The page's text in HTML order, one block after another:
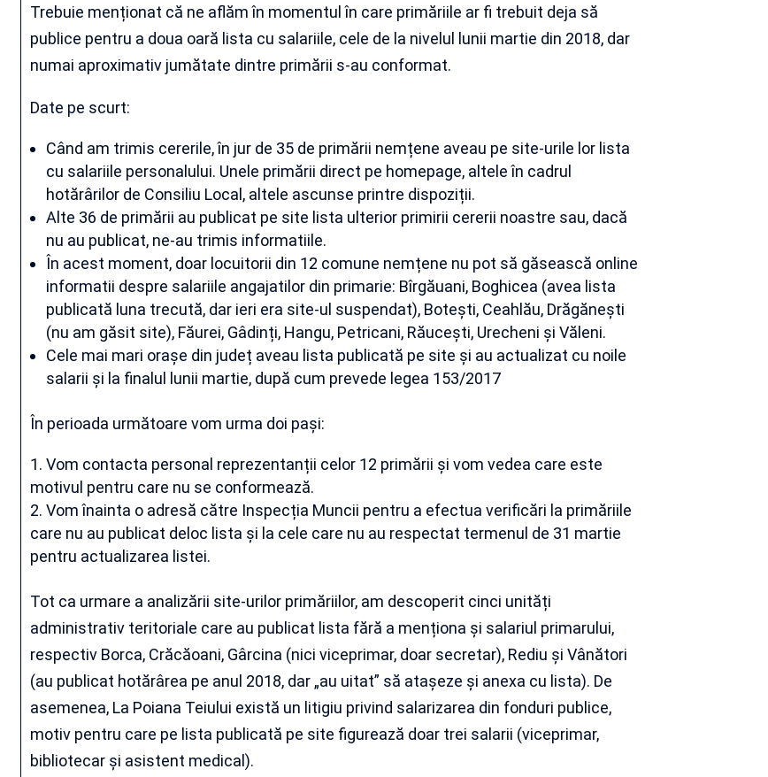
Trebuie menționat că ne aflăm în momentul în care primăriile ar fi trebuit deja să
publice pentru a doua oară lista cu salariile, cele de la nivelul lunii martie din 2018, dar
numai aproximativ jumătate dintre primării s-au conformat.
Date pe scurt:
Când am trimis cererile, în jur de 35 de primării nemțene aveau pe site-urile lor lista
cu salariile personalului. Unele primării direct pe homepage, altele în cadrul
hotărârilor de Consiliu Local, altele ascunse printre dispoziții.
Alte 36 de primării au publicat pe site lista ulterior primirii cererii noastre sau, dacă
nu au publicat, ne-au trimis informatiile.
În acest moment, doar locuitorii din 12 comune nemțene nu pot să găsească online
informatii despre salariile angajatilor din primarie: Bîrgăuani, Boghicea (avea lista
publicată luna trecută, dar ieri era site-ul suspendat), Botești, Ceahlău, Drăgănești
(nu am găsit site), Făurei, Gâdinți, Hangu, Petricani, Răucești, Urecheni și Văleni.
Cele mai mari orașe din județ aveau lista publicată pe site și au actualizat cu noile
salarii și la finalul lunii martie, după cum prevede legea 153/2017
În perioada următoare vom urma doi pași:
Vom contacta personal reprezentanții celor 12 primării și vom vedea care este
motivul pentru care nu se conformează.
Vom înainta o adresă către Inspecția Muncii pentru a efectua verificări la primăriile
care nu au publicat deloc lista și la cele care nu au respectat termenul de 31 martie
pentru actualizarea listei.
Tot ca urmare a analizării site-urilor primăriilor, am descoperit cinci unități
administrativ teritoriale care au publicat lista fără a menționa și salariul primarului,
respectiv Borca, Crăcăoani, Gârcina (nici viceprimar, doar secretar), Rediu și Vânători
(au publicat hotărârea pe anul 2018, dar „au uitat” să atașeze și anexa cu lista). De
asemenea, La Poiana Teiului există un litigiu privind salarizarea din fonduri publice,
motiv pentru care pe lista publicată pe site figurează doar trei salarii (viceprimar,
bibliotecar și asistent medical).